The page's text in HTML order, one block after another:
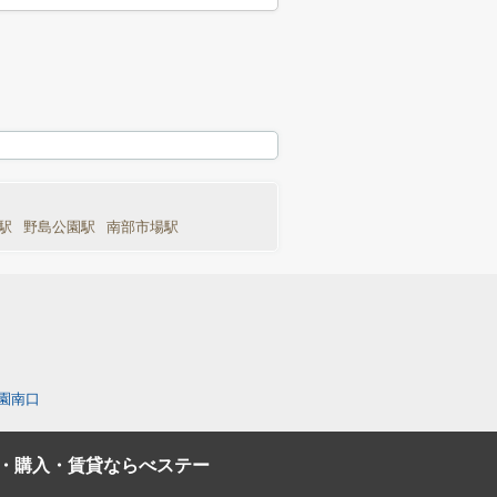
野島公園駅 南部市場駅
南口
購入・賃貸ならべステー